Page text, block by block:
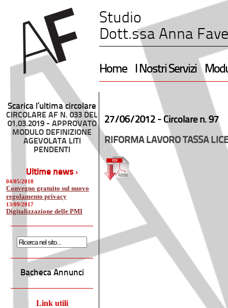
Studio
Dott.ssa Anna
Home I Nostri Servizi
Scarica l’ultima circolare
CIRCOLARE AF N. 033 DEL
01.03.2019 - APPROVATO
MODULO DEFINIZIONE
AGEVOLATA LITI
PENDENTI
Ultime news ›
04/05/2018
Convegno gratuito sul nuovo
regolamento privacy
13/09/2017
Digitalizzazione delle PMI
Bacheca Annunci
Link utili
27/06/2012 - Circolare n. 97
RIFORMA LAVORO TASSA